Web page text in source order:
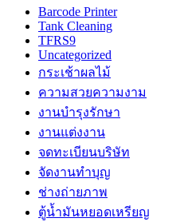
Barcode Printer
Tank Cleaning
TFRS9
Uncategorized
กระเช้าผลไม้
ความสวยความงาม
งานบำรุงรักษา
งานแต่งงาน
จดทะเบียนบริษัท
จัดงานทำบุญ
ช่างถ่ายภาพ
ตู้น้ำมันหยอดเหรียญ